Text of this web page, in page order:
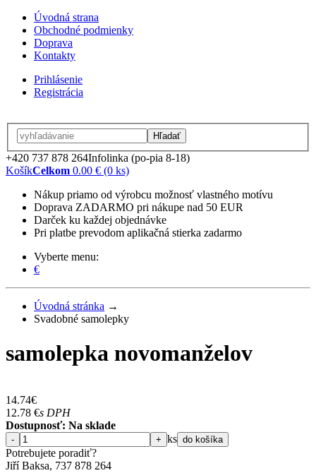
Úvodná strana
Obchodné podmienky
Doprava
Kontakty
Prihlásenie
Registrácia
Hľadať
+420 737 878 264Infolinka (po-pia 8-18)
KošíkCelkom 0.00 € (0 ks)
Nákup priamo od výrobcu možnosť vlastného motívu
Doprava ZADARMO pri nákupe nad 50 EUR
Darček ku každej objednávke
Pri platbe prevodom aplikačná stierka zadarmo
Vyberte menu:
€
Úvodná stránka →
Svadobné samolepky
samolepka novomanželov
14.74€
12.78 €s DPH
Dostupnosť: Na sklade
- + ks do košíka
Potrebujete poradiť?
Jiří Baksa, 737 878 ​​264